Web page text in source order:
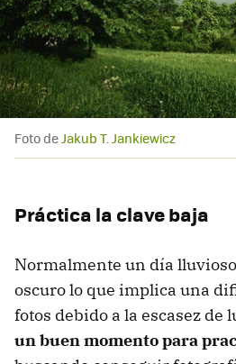
Foto deJakub T. Jankiewicz
Práctica la clave baja
Normalmente un día
oscuro lo que implica una
fotos debido a la escasez de
un buen momento para